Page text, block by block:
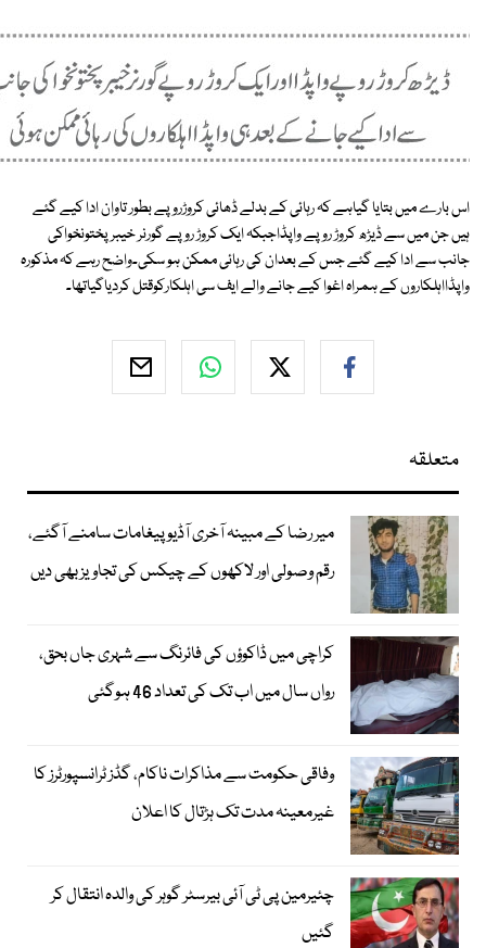
اس بارے میں بتایا گیاہے کہ رہائی کے بدلے ڈھائی کروڑروپے بطور تاوان ادا کیے گئے
ہیں جن میں سے ڈیڑھ کروڑ روپے واپڈاجبکہ ایک کروڑ روپے گورنر خیبرپختونخواکی
جانب سے ادا کیے گئے جس کے بعدان کی رہائی ممکن ہو سکی۔واضح رہے کہ مذکورہ
واپڈااہلکاروں کے ہمراہ اغوا کیے جانے والے ایف سی اہلکارکوقتل کردیاگیاتھا۔
متعلقہ
میر رضا کے مبینہ آخری آڈیو پیغامات سامنے آگئے،
رقم وصولی اور لاکھوں کے چیکس کی تجاویز بھی دیں
کراچی میں ڈاکوؤں کی فائرنگ سے شہری جاں بحق،
رواں سال میں اب تک کی تعداد 46 ہوگئی
وفاقی حکومت سے مذاکرات ناکام، گڈز ٹرانسپورٹرز کا
غیرمعینہ مدت تک ہڑتال کا اعلان
چئیرمین پی ٹی آئی بیرسٹر گوہر کی والدہ انتقال کر
گئیں